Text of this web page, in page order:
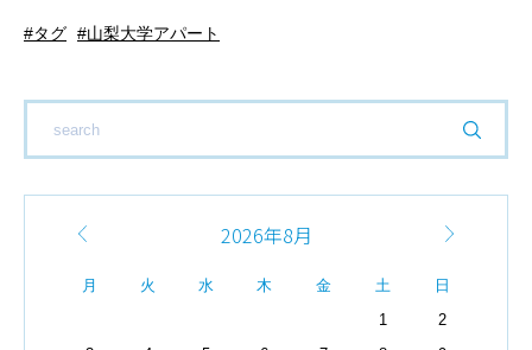
タグ 山梨大学アパート
2026年8月
月 火 水 木 金 土
日
1
2